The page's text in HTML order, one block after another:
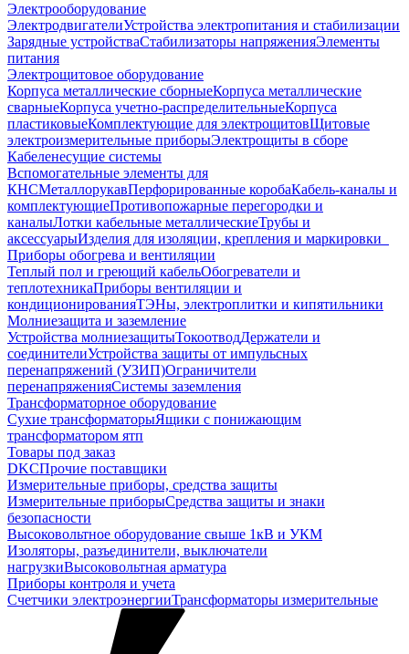
Электрооборудование
ЭлектродвигателиУстройства электропитания и стабилизации
Зарядные устройстваСтабилизаторы напряженияЭлементы
питания
Электрощитовое оборудование
Корпуса металлические сборныеКорпуса металлические
сварныеКорпуса учетно-распределительныеКорпуса
пластиковыеКомплектующие для электрощитовЩитовые
электроизмерительные приборыЭлектрощиты в сборе
Кабеленесущие системы
Вспомогательные элементы для
КНСМеталлорукавПерфорированные коробаКабель-каналы и
комплектующиеПротивопожарные перегородки и
каналыЛотки кабельные металлическиеТрубы и
аксессуарыИзделия для изоляции, крепления и маркировки
Приборы обогрева и вентиляции
Теплый пол и греющий кабельОбогреватели и
теплотехникаПриборы вентиляции и
кондиционированияТЭНы, электроплитки и кипятильники
Молниезащита и заземление
Устройства молниезащитыТокоотводДержатели и
соединителиУстройства защиты от импульсных
перенапряжений (УЗИП)Ограничители
перенапряженияСистемы заземления
Трансформаторное оборудование
Сухие трансформаторыЯщики с понижающим
трансформатором ятп
Товары под заказ
DKCПрочие поставщики
Измерительные приборы, средства защиты
Измерительные приборыСредства защиты и знаки
безопасности
Высоковольтное оборудование свыше 1кВ и УКМ
Изоляторы, разъединители, выключатели
нагрузкиВысоковольтная арматура
Приборы контроля и учета
Счетчики электроэнергииТрансформаторы измерительные